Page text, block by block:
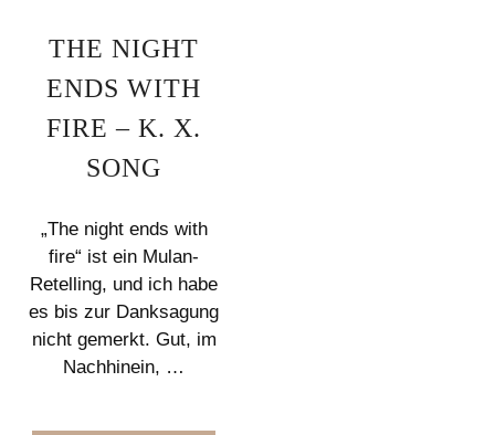
THE NIGHT
ENDS WITH
FIRE – K. X.
SONG
„The night ends with
fire“ ist ein Mulan-
Retelling, und ich habe
es bis zur Danksagung
nicht gemerkt. Gut, im
Nachhinein, …